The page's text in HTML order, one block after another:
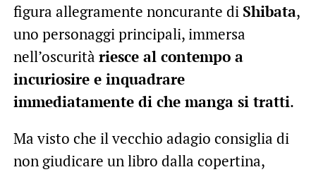
figura allegramente noncurante di Shibata,
uno personaggi principali, immersa
nell’oscurità riesce al contempo a
incuriosire e inquadrare
immediatamente di che manga si tratti.
Ma visto che il vecchio adagio consiglia di
non giudicare un libro dalla copertina,